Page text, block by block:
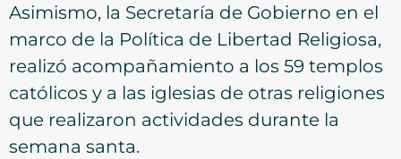
Asimismo, la Secretaría de Gobierno en el
marco de la Política de Libertad Religiosa,
realizó acompañamiento a los 59 templos
católicos y a las iglesias de otras religiones
que realizaron actividades durante la
semana santa.